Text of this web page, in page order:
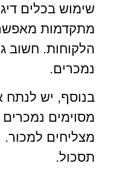
שימוש בכלים
מתקדמות
הלקוחות. חשוב
נמכרים.
בנוסף, יש
מסוימים
מצליחים
תסכול.